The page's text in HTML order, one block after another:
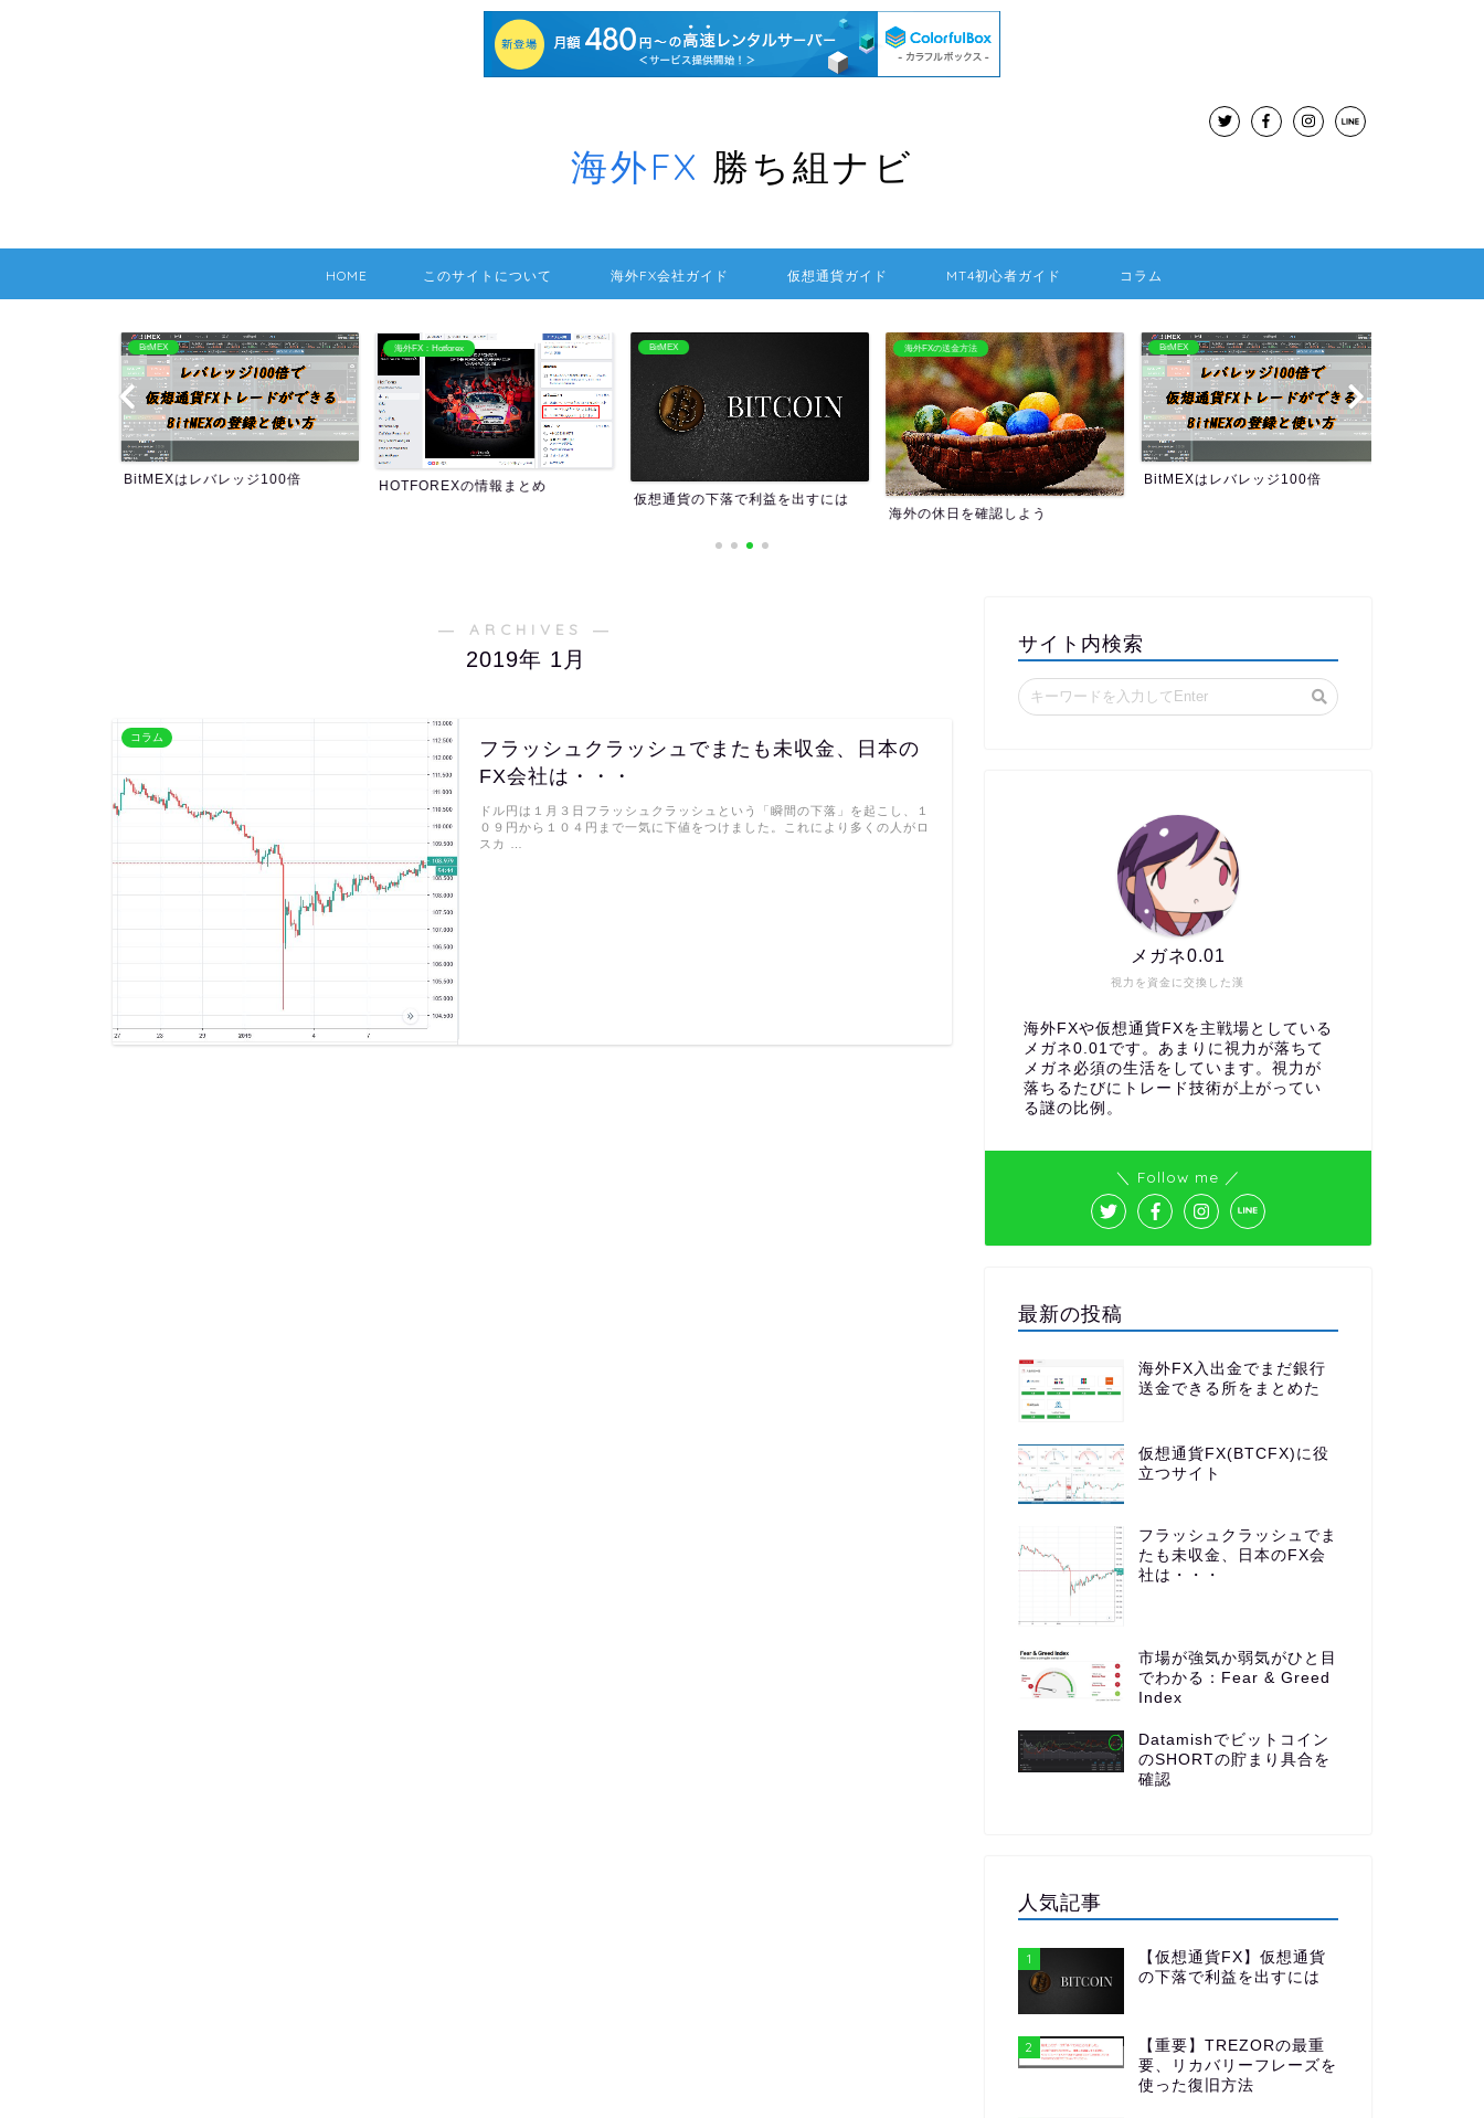
海外FX 勝ち組ナビ
HOME このサイトについて 海外FX会社ガイド 仮想通貨ガイド MT4初心者ガイド コラム
BitMEX
BitMEXはレバレッジ100倍
海外FX：Hotforex
HOTFOREXの情報まとめ
BitMEX
仮想通貨の下落で利益を出すには
海外FXの送金方法
海外の休日を確認しよう
BitMEX
BitMEXはレバレッジ100倍
― ARCHIVES ―
2019年 1月
コラム
フラッシュクラッシュでまたも未収金、日本の
FX会社は・・・
ドル円は１月３日フラッシュクラッシュという「瞬間の下落」を起こし、１
０９円から１０４円まで一気に下値をつけました。これにより多くの人がロ
スカ …
サイト内検索
視力を資金に交換した漢
メガネ0.01
海外FXや仮想通貨FXを主戦場としている
メガネ0.01です。あまりに視力が落ちて
メガネ必須の生活をしています。視力が
落ちるたびにトレード技術が上がってい
る謎の比例。
＼ Follow me ／
最新の投稿
海外FX入出金でまだ銀行
送金できる所をまとめた
仮想通貨FX(BTCFX)に役
立つサイト
フラッシュクラッシュでま
たも未収金、日本のFX会
社は・・・
市場が強気か弱気がひと目
でわかる：Fear & Greed
Index
Datamishでビットコイン
のSHORTの貯まり具合を
確認
人気記事
1
【仮想通貨FX】仮想通貨
の下落で利益を出すには
2
【重要】TREZORの最重
要、リカバリーフレーズを
使った復旧方法